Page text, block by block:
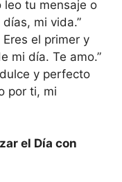
leo tu mensaje o
mi vida.”
el primer y
mi día. Te amo.”
y perfecto
por ti, mi
el Día con